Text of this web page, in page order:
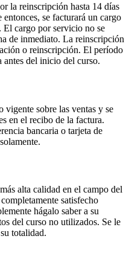
la reinscripción hasta 14 días
se facturará un cargo
cargo por servicio no se
de inmediato. La reinscripción
o reinscripción. El período
antes del inicio del curso.
vigente sobre las ventas y se
en el recibo de la factura.
bancaria o tarjeta de
alta calidad en el campo del
satisfecho
hágalo saber a su
del curso no utilizados. Se le
totalidad.